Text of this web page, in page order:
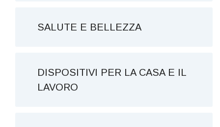
SALUTE E BELLEZZA
DISPOSITIVI PER LA CASA E IL
LAVORO